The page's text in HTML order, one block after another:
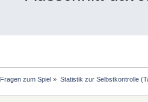
Fragen zum Spiel » Statistik zur Selbstkontrolle